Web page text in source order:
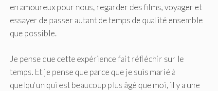
en amoureux pour nous, regarder des films, voyager et
essayer de passer autant de temps de qualité ensemble
que possible.
Je pense que cette expérience fait réfléchir sur le
temps. Et je pense que parce que je suis marié à
quelqu'un qui est beaucoup plus âgé que moi, il y a une